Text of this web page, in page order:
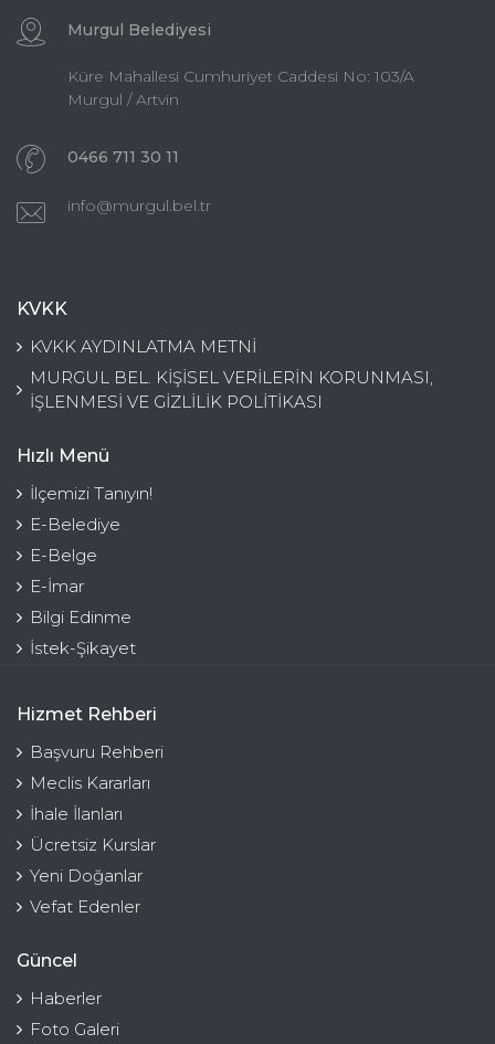
Murgul Belediyesi
Küre Mahallesi Cumhuriyet Caddesi No: 103/A
Murgul / Artvin
0466 711 30 11
info@murgul.bel.tr
KVKK
KVKK AYDINLATMA METNİ
MURGUL BEL. KİŞİSEL VERİLERİN KORUNMASI,
İŞLENMESİ VE GİZLİLİK POLİTİKASI
Hızlı Menü
İlçemizi Tanıyın!
E-Belediye
E-Belge
E-İmar
Bilgi Edinme
İstek-Şikayet
Hizmet Rehberi
Başvuru Rehberi
Meclis Kararları
İhale İlanları
Ücretsiz Kurslar
Yeni Doğanlar
Vefat Edenler
Güncel
Haberler
Foto Galeri